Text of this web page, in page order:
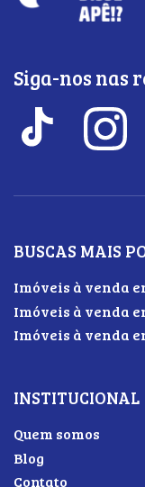
Siga-nos nas
BUSCAS MAIS
Imóveis à venda
Imóveis à venda
Imóveis à venda
INSTITUCIONAL
Quem somos
Blog
Contato